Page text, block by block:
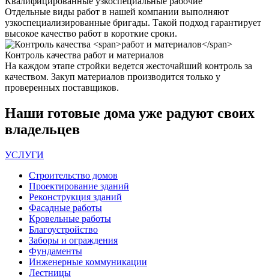
Отдельные виды работ в нашей компании выполняют
узкоспециализированные бригады. Такой подход гарантирует
высокое качество работ в короткие сроки.
Контроль качества работ и материалов
На каждом этапе стройки ведется жесточайший контроль за
качеством. Закуп материалов производится только у
проверенных поставщиков.
Наши готовые дома уже радуют своих
владельцев
УСЛУГИ
Строительство домов
Проектирование зданий
Реконструкция зданий
Фасадные работы
Кровельные работы
Благоустройство
Заборы и ограждения
Фундаменты
Инженерные коммуникации
Лестницы